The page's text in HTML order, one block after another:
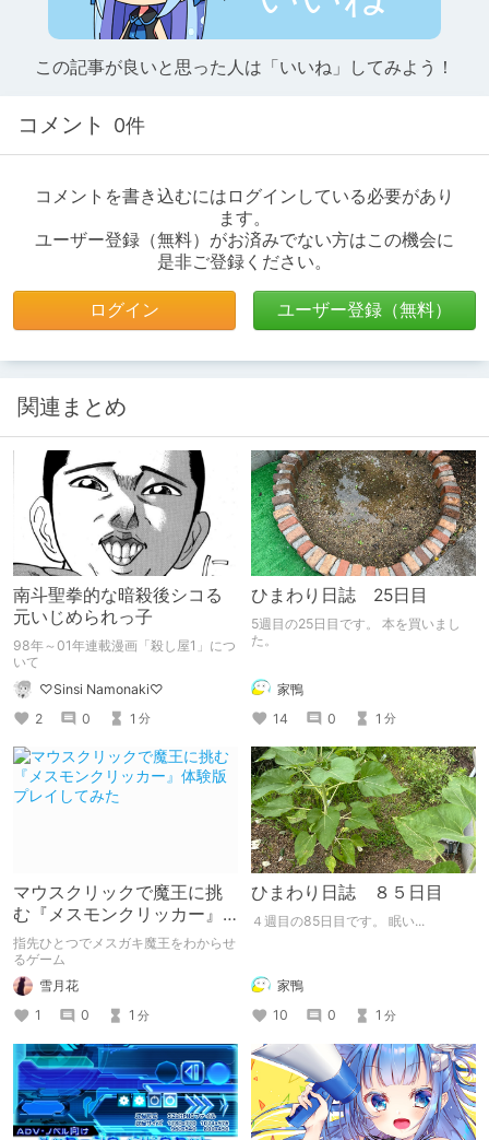
この記事が良いと思った人は「いいね」してみよう！
コメント 0件
コメントを書き込むにはログインしている必要があり
ます。
ユーザー登録（無料）がお済みでない方はこの機会に
是非ご登録ください。
ログイン ユーザー登録（無料）
関連まとめ
南斗聖拳的な暗殺後シコる
元いじめられっ子
98年～01年連載漫画「殺し屋1」につ
いて
♡Sinsi Namonaki♡
2
0 1 分
ひまわり日誌 25日目
5週目の25日目です。 本を買いまし
た。
家鴨
14
0 1 分
マウスクリックで魔王に挑
む『メスモンクリッカー』
体験版プレイしてみた
指先ひとつでメスガキ魔王をわからせ
るゲーム
雪月花
1
0 1 分
ひまわり日誌 ８５日目
４週目の85日目です。 眠い...
家鴨
10
0 1 分